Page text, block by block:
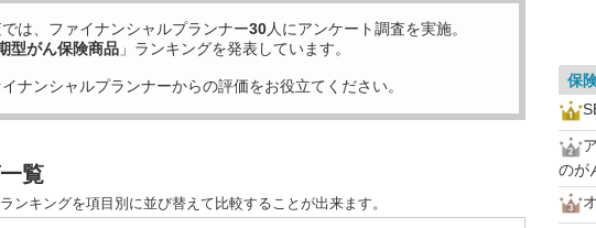
は、ファイナンシャルプランナー30人にアンケート調査を実施。
型がん保険商品 」ランキングを発表しています。
ナンシャルプランナーからの評価をお役立てください。
覧
ンキングを項目別に並び替えて比較することが出来ます。
保
のが